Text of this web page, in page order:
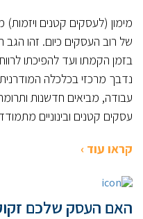
מימון (לעסקים קטנים
של רוב העסקים כיום. זהו הגב
נדבך מרכזי בכלכלה
עבודה, מביאים חדשנות
עסקים קטנים ובינוניים
קראו עוד ›
האם העסק שלכם